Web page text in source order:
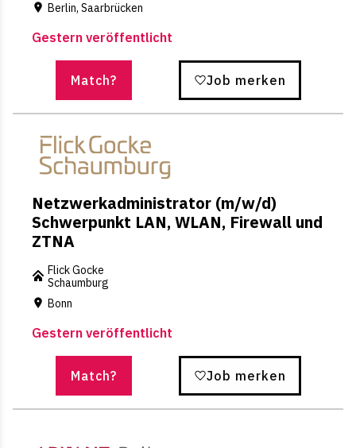
Berlin, Saarbrücken
Gestern veröffentlicht
Match? Job merken
Netzwerkadministrator (m/w/d)
Schwerpunkt LAN, WLAN, Firewall und
ZTNA
Flick Gocke
Schaumburg
Bonn
Gestern veröffentlicht
Match? Job merken